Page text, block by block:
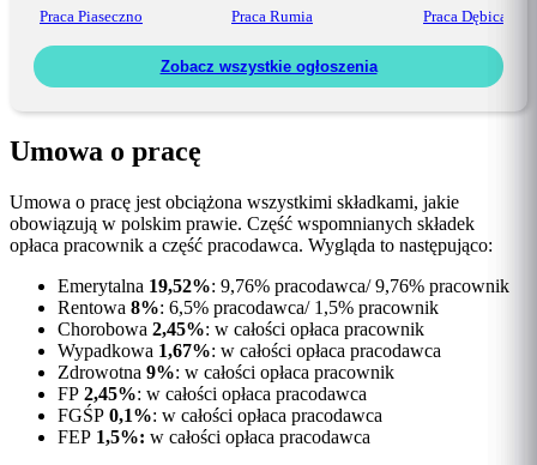
Praca Piaseczno
Praca Rumia
Praca Dębica
Zobacz wszystkie ogłoszenia
Umowa o pracę
Umowa o pracę jest obciążona wszystkimi składkami, jakie
obowiązują w polskim prawie. Część wspomnianych składek
opłaca pracownik a część pracodawca. Wygląda to następująco:
Emerytalna 19,52%: 9,76% pracodawca/ 9,76% pracownik
Rentowa 8%: 6,5% pracodawca/ 1,5% pracownik
Chorobowa 2,45%: w całości opłaca pracownik
Wypadkowa 1,67%: w całości opłaca pracodawca
Zdrowotna 9%: w całości opłaca pracownik
FP 2,45%: w całości opłaca pracodawca
FGŚP 0,1%: w całości opłaca pracodawca
FEP 1,5%: w całości opłaca pracodawca